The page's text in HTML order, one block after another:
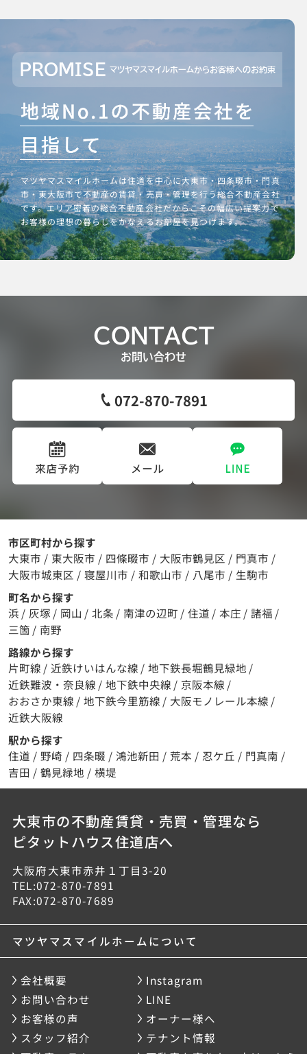
PROMISE マツヤマスマイルホームからお客様へのお約束
マツヤマスマイルホームは住道を中心に大東市・四条畷市・門真
市・東大阪市で不動産の賃貸・売買・管理を行う総合不動産会社
です。エリア密着の総合不動産会社だからこその幅広い提案力で
お客様の理想の暮らしをかなえるお部屋を見つけます。
CONTACT
お問い合わせ
072-870-7891
市区町村から探す
大東市 / 東大阪市 / 四條畷市 / 大阪市鶴見区 / 門真市 /
大阪市城東区 / 寝屋川市 / 和歌山市 / 八尾市 / 生駒市
町名から探す
浜 / 灰塚 / 岡山 / 北条 / 南津の辺町 / 住道 / 本庄 / 諸福 /
三箇 / 南野
路線から探す
片町線 / 近鉄けいはんな線 / 地下鉄長堀鶴見緑地 /
近鉄難波・奈良線 / 地下鉄中央線 / 京阪本線 /
おおさか東線 / 地下鉄今里筋線 / 大阪モノレール本線 /
近鉄大阪線
駅から探す
住道 / 野崎 / 四条畷 / 鴻池新田 / 荒本 / 忍ケ丘 / 門真南 /
吉田 / 鶴見緑地 / 横堤
大東市の不動産賃貸・売買・管理なら
ピタットハウス住道店へ
大阪府大東市赤井１丁目3-20
TEL:072-870-7891
FAX:072-870-7689
マツヤマスマイルホームについて
会社概要
Instagram
お問い合わせ
LINE
お客様の声
オーナー様へ
スタッフ紹介
テナント情報